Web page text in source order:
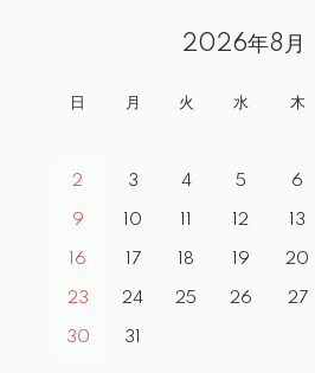
2026年8月
日 月 火 水 木
2 3 4 5 6
9 10 12 13
16 17 18 19 20
23 24 25 26 27
30 31